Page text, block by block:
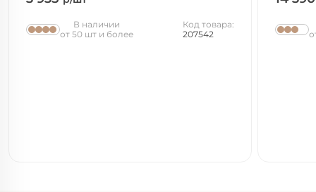
В наличии
от 50 шт и более
Код товара:
207542